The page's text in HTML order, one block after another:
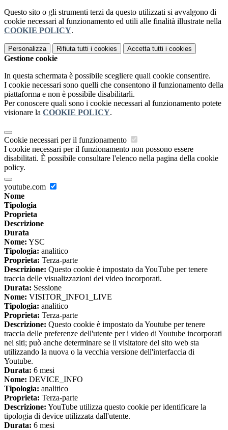
Questo sito o gli strumenti terzi da questo utilizzati si avvalgono di
cookie necessari al funzionamento ed utili alle finalità illustrate nella
COOKIE POLICY.
Personalizza Rifiuta tutti i cookies Accetta tutti i cookies
Gestione cookie
In questa schermata è possibile scegliere quali cookie consentire.
I cookie necessari sono quelli che consentono il funzionamento della
piattaforma e non è possibile disabilitarli.
Per conoscere quali sono i cookie necessari al funzionamento potete
visionare la COOKIE POLICY.
Cookie necessari per il funzionamento
I cookie necessari per il funzionamento non possono essere
disabilitati. È possibile consultare l'elenco nella pagina della cookie
policy.
youtube.com
Nome
Tipologia
Proprieta
Descrizione
Durata
Nome: YSC
Tipologia: analitico
Proprieta: Terza-parte
Descrizione: Questo cookie è impostato da YouTube per tenere
traccia delle visualizzazioni dei video incorporati.
Durata: Sessione
Nome: VISITOR_INFO1_LIVE
Tipologia: analitico
Proprieta: Terza-parte
Descrizione: Questo cookie è impostato da Youtube per tenere
traccia delle preferenze dell'utente per i video di Youtube incorporati
nei siti; può anche determinare se il visitatore del sito web sta
utilizzando la nuova o la vecchia versione dell'interfaccia di
Youtube.
Durata: 6 mesi
Nome: DEVICE_INFO
Tipologia: analitico
Proprieta: Terza-parte
Descrizione: YouTube utilizza questo cookie per identificare la
tipologia di device utilizzata dall'utente.
Durata: 6 mesi